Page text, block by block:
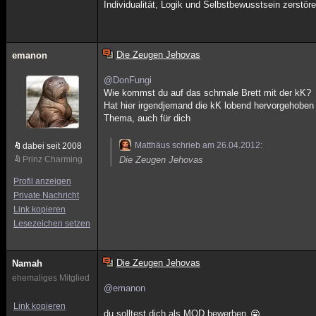
Individualität, Logik und Selbstbewusstsein
emanon
dabei seit 2008
Prinz Charming
Profil anzeigen
Private Nachricht
Link kopieren
Lesezeichen setzen
Die Zeugen Jehovas
@DonFungi
Wie kommst du auf das schmale Brett mit der kK?
Hat hier irgendjemand die kK lobend
Thema, auch für dich
Matthäus schrieb am 26.04.2012:
Die Zeugen Jehovas
Namah
ehemaliges Mitglied
Link kopieren
Die Zeugen Jehovas
@emanon
du solltest dich als MOD bewerben